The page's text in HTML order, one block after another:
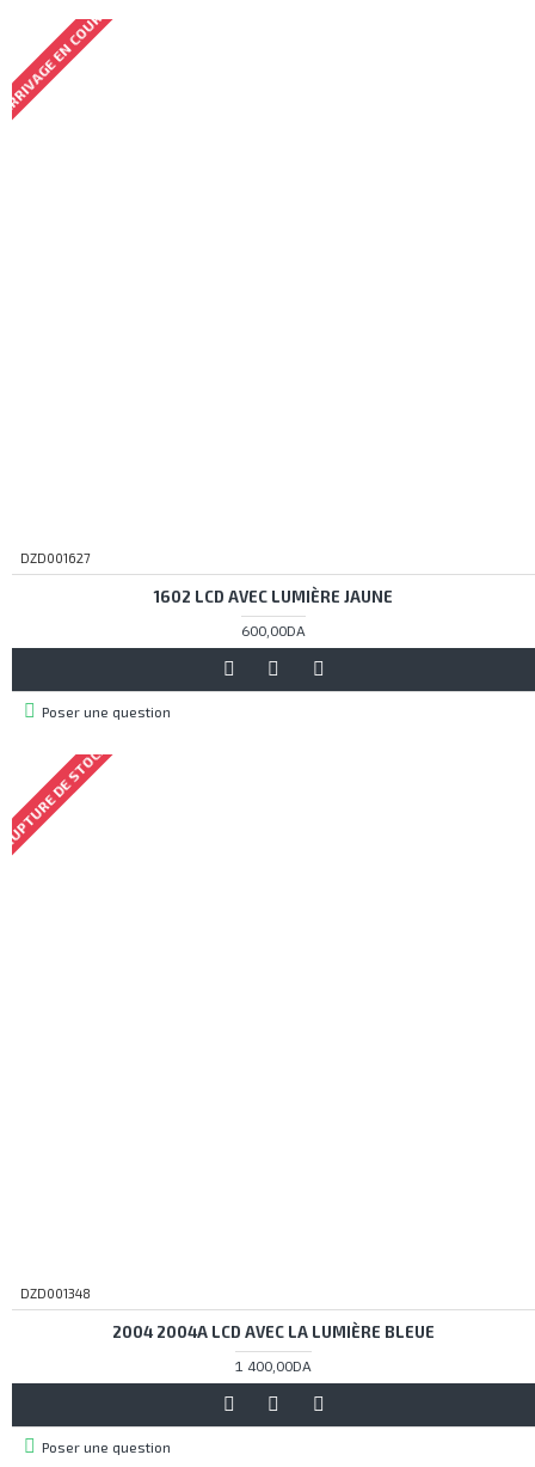
EN COURS
DZD001627
1602 LCD AVEC LUMIÈRE JAUNE
600,00DA
Poser une question
DE STOCK
DZD001348
2004 2004A LCD AVEC LA LUMIÈRE BLEUE
1 400,00DA
Poser une question